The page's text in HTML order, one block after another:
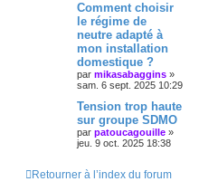
Comment choisir
le régime de
neutre adapté à
mon installation
domestique ?
par mikasabaggins »
sam. 6 sept. 2025 10:29
Tension trop haute
sur groupe SDMO
par patoucagouille »
jeu. 9 oct. 2025 18:38
Retourner à l’index du forum